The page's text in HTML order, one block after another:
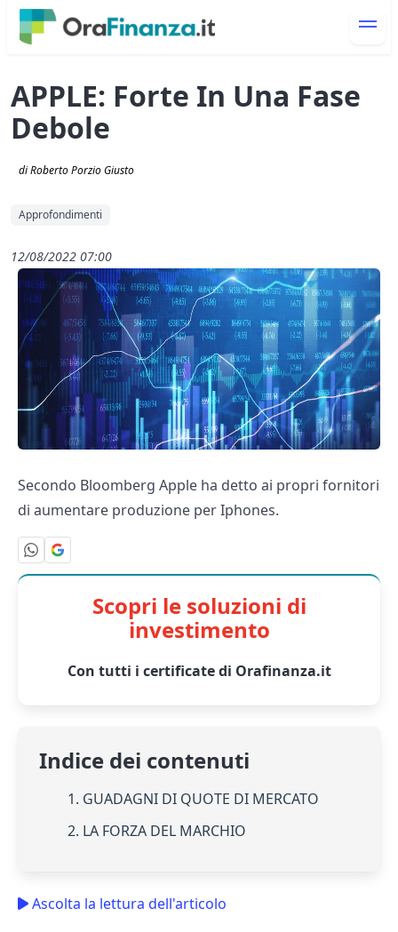
APPLE: Forte In Una Fase
Debole
di Roberto Porzio Giusto
Approfondimenti
12/08/2022 07:00
Secondo Bloomberg Apple ha detto ai propri fornitori
di aumentare produzione per Iphones.
Scopri le soluzioni di
investimento
Con tutti i certificate di Orafinanza.it
Indice dei contenuti
1. GUADAGNI DI QUOTE DI MERCATO
2. LA FORZA DEL MARCHIO
Ascolta la lettura dell'articolo